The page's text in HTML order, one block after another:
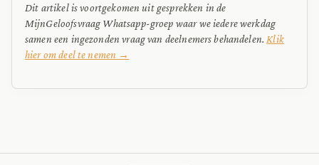
Dit artikel is voortgekomen uit gesprekken in de
MijnGeloofsvraag Whatsapp-groep waar we iedere werkdag
samen een ingezonden vraag van deelnemers behandelen. Klik
hier om deel te nemen →